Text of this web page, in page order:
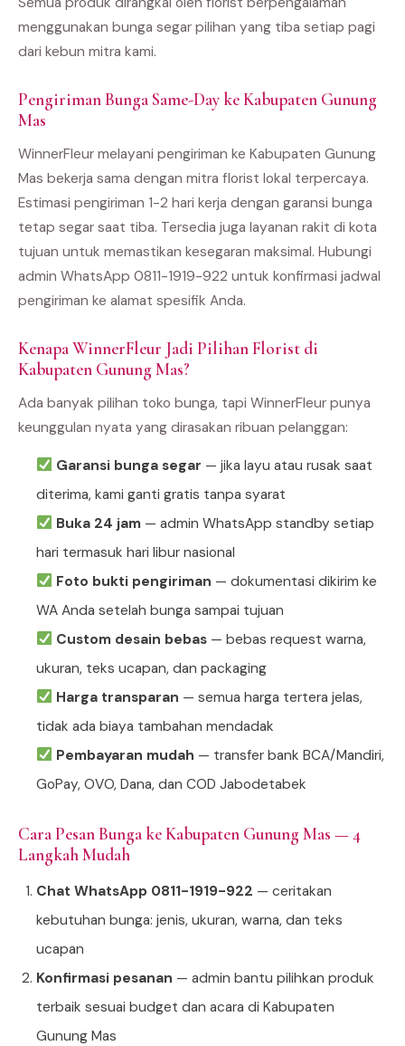
menggunakan bunga segar pilihan yang tiba setiap pagi
dari kebun mitra kami.
Pengiriman Bunga Same-Day ke Kabupaten Gunung
Mas
WinnerFleur melayani pengiriman ke Kabupaten Gunung
Mas bekerja sama dengan mitra florist lokal terpercaya.
Estimasi pengiriman 1-2 hari kerja dengan garansi bunga
tetap segar saat tiba. Tersedia juga layanan rakit di kota
tujuan untuk memastikan kesegaran maksimal. Hubungi
admin WhatsApp 0811-1919-922 untuk konfirmasi jadwal
pengiriman ke alamat spesifik Anda.
Kenapa WinnerFleur Jadi Pilihan Florist di
Kabupaten Gunung Mas?
Ada banyak pilihan toko bunga, tapi WinnerFleur punya
keunggulan nyata yang dirasakan ribuan pelanggan:
Garansi bunga segar — jika layu atau rusak saat
diterima, kami ganti gratis tanpa syarat
Buka 24 jam— admin WhatsApp standby setiap
hari termasuk hari libur nasional
Foto bukti pengiriman — dokumentasi dikirim ke
WA Anda setelah bunga sampai tujuan
Custom desain bebas— bebas request warna,
ukuran, teks ucapan, dan packaging
Harga transparan — semua harga tertera jelas,
tidak ada biaya tambahan mendadak
Pembayaran mudah — transfer bank BCA/Mandiri,
GoPay, OVO, Dana, dan COD Jabodetabek
Cara Pesan Bunga ke Kabupaten Gunung Mas — 4
Langkah Mudah
Chat WhatsApp 0811-1919-922 — ceritakan
kebutuhan bunga: jenis, ukuran, warna, dan teks
ucapan
Konfirmasi pesanan — admin bantu pilihkan produk
terbaik sesuai budget dan acara di Kabupaten
Gunung Mas